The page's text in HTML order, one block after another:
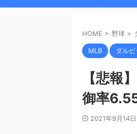
HOME > 野球 >
MLB ダルビ
【悲報
御率
2021年9月14日